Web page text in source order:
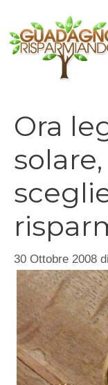
contenuto
Ora
30 Ottobre 2008 di